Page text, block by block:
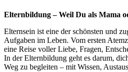
Elternbildung – Weil Du als Mama
Elternsein ist eine der schönsten und
Aufgaben im Leben. Vom ersten
eine Reise voller Liebe, Fragen,
In der Elternbildung geht es darum,
Weg zu begleiten – mit Wissen,